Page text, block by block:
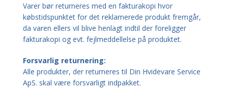
Varer bør returneres med en fakturakopi hvor
købstidspunktet for det reklamerede produkt fremgår,
da varen ellers vil blive henlagt indtil der foreligger
fakturakopi og evt. fejlmeddellelse på produktet.
Forsvarlig returnering:
Alle produkter, der returneres til Din Hvidevare Service
ApS. skal være forsvarligt indpakket.